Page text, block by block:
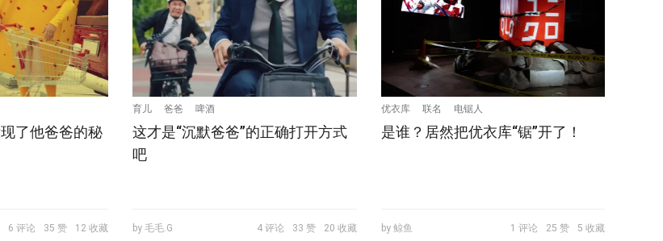
了他爸爸的秘
6 评论 35 赞 12 收藏
育儿 爸爸 啤酒
这才是“沉默爸爸”的正确打开方式
吧
by 毛毛.G 4 评论 33 赞 20 收藏
优衣库 联名 电锯人
是谁？居然把优衣库“锯”开了！
by 鲸鱼 1 评论 25 赞 5 收藏